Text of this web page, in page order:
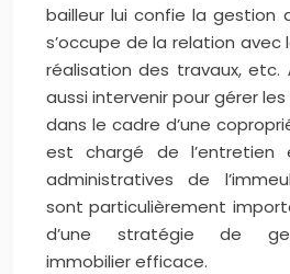
bailleur lui confie la gestion
s’occupe de la relation avec
réalisation des travaux,
aussi intervenir pour gérer
dans le cadre d’une
est chargé de l’entretien
administratives de
sont particulièrement
d’une stratégie de
immobilier efficace.